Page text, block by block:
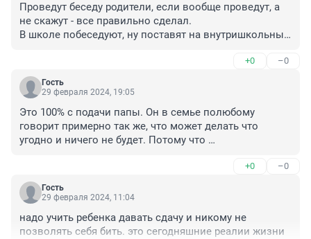
Проведут беседу родители, если вообще проведут, а
не скажут - все правильно сделал.
В школе побеседуют, ну поставят на внутришкольный
учёт в полиции не поставят. И что дальше хулиган
решит?! Правильно - "мне и правда ничего не будет".
Занавес
явно не сам придумал, наверняка родители
транслируют
Сколько встречаю в школе хулиганов, это копия
+0 –0
Гость
29 февраля 2024, 19:05
Это 100% с подачи папы. Он в семье полюбому
говорит примерно так же, что может делать что
угодно и ничего не будет. Потому что
+0 –0
Гость
29 февраля 2024, 11:04
надо учить ребенка давать сдачу и никому не
позволять себя бить. это сегодняшние реалии жизни